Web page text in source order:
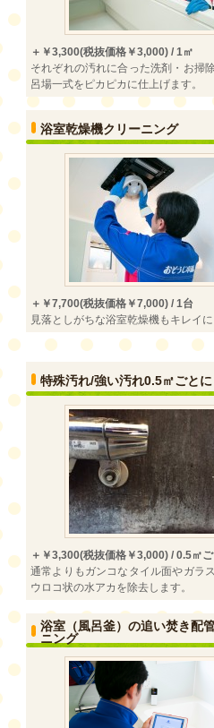
＋￥3,300(税抜価格￥3,000) / 1㎡
それぞれの汚れに合った洗剤・お掃
呂場一式をピカピカに仕上げます。
浴室乾燥機クリーニング
＋￥7,700(税抜価格￥7,000) / 1台
見落としがちな浴室乾燥機もキレイに
特殊汚れ/強い汚れ0.5㎡ごとに
＋￥3,300(税抜価格￥3,000) / 0.5㎡
通常よりもガンコなタイル面やガラ
ウロコ状の水アカを除去します。
浴室（風呂釜）の追い焚き配
ニング